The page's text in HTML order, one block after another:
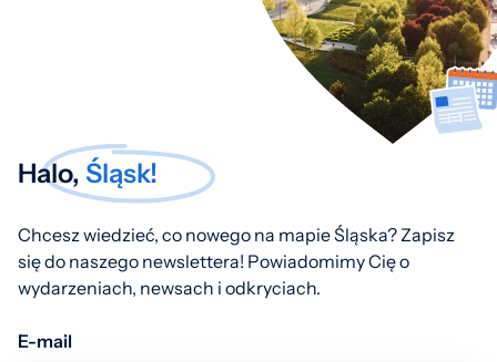
Halo, Śląsk!
Chcesz wiedzieć, co nowego na mapie Śląska? Zapisz
się do naszego newslettera! Powiadomimy Cię o
wydarzeniach, newsach i odkryciach.
E-mail